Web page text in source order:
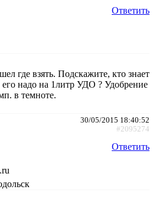
Ответить
где взять. Подскажите, кто знает
его надо на 1литр УДО ? Удобрение
в темноте.
30/05/2015 18:40:52
#2095274
Ответить